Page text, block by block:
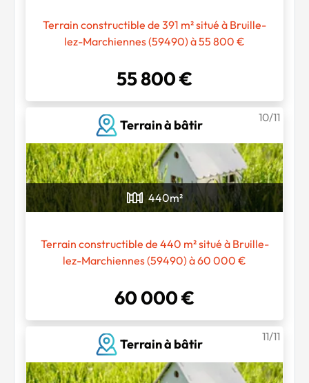
Terrain constructible de 391 m² situé à Bruille-
lez-Marchiennes (59490) à 55 800 €
55 800 €
Terrain à bâtir
10/11
440m²
Terrain constructible de 440 m² situé à Bruille-
lez-Marchiennes (59490) à 60 000 €
60 000 €
Terrain à bâtir
11/11